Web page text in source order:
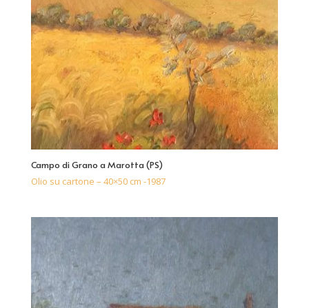
Campo di Grano a Marotta (PS)
Olio su cartone – 40×50 cm -1987